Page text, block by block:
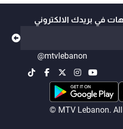
في بريدك الالكتروني
@mtvlebanon
© MTV Lebanon.